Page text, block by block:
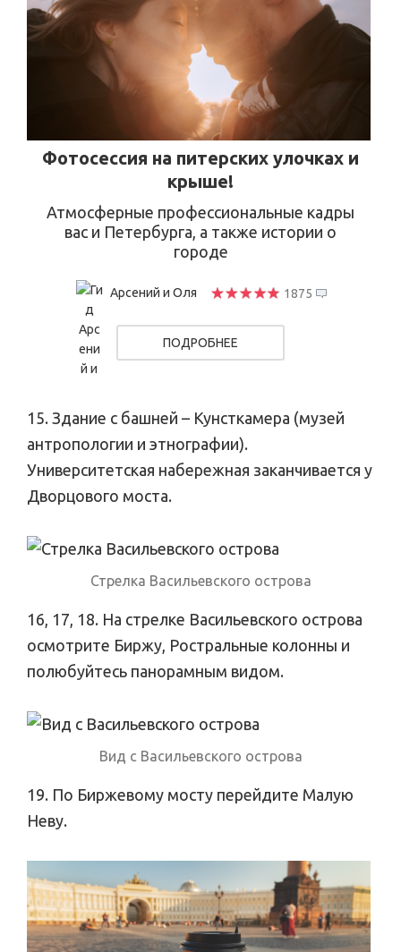
Фотосессия на питерских улочках и
крыше!
Атмосферные профессиональные кадры
вас и Петербурга, а также истории о
городе
Арсений и Оля 1875
ПОДРОБНЕЕ
15. Здание с башней – Кунсткамера (музей
антропологии и этнографии).
Университетская набережная заканчивается у
Дворцового моста.
Стрелка Васильевского острова
16, 17, 18. На стрелке Васильевского острова
осмотрите Биржу, Ростральные колонны и
полюбуйтесь панорамным видом.
Вид с Васильевского острова
19. По Биржевому мосту перейдите Малую
Неву.